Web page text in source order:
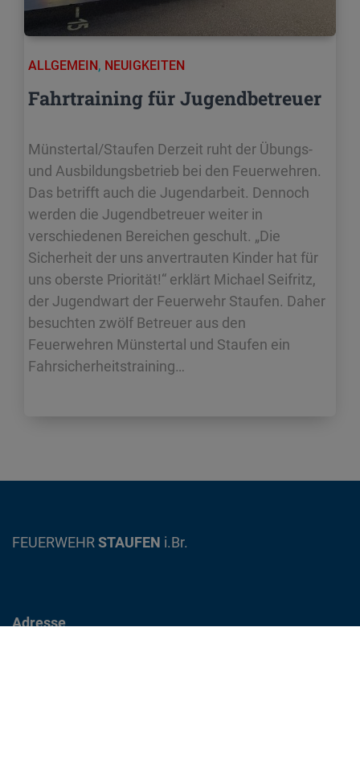
ALLGEMEIN, NEUIGKEITEN
Fahrtraining für Jugendbetreuer
Münstertal/Staufen Derzeit ruht der Übungs-
und Ausbildungsbetrieb bei den Feuerwehren.
Das betrifft auch die Jugendarbeit. Dennoch
werden die Jugendbetreuer weiter in
verschiedenen Bereichen geschult. „Die
Sicherheit der uns anvertrauten Kinder hat für
uns oberste Priorität!“ erklärt Michael Seifritz,
der Jugendwart der Feuerwehr Staufen. Daher
besuchten zwölf Betreuer aus den
Feuerwehren Münstertal und Staufen ein
Fahrsicherheitstraining…
FEUERWEHR STAUFEN i.Br.
Adresse